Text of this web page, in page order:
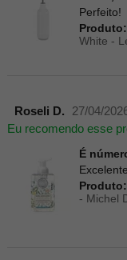
Perfeito!
Produto:
White -
Roseli D.
27/04/
Eu recomendo esse
É
Produto:
- Michel